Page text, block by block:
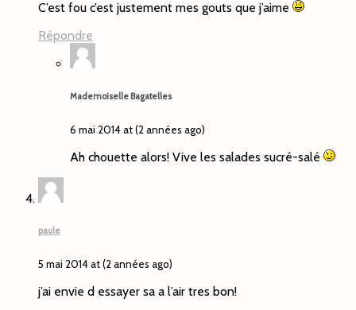
C’est fou c’est justement mes gouts que j’aime
Répondre
Mademoiselle Bagatelles
6 mai 2014 at (2 années ago)
Ah chouette alors! Vive les salades sucré-salé
paule
5 mai 2014 at (2 années ago)
j’ai envie d essayer sa a l’air tres bon!